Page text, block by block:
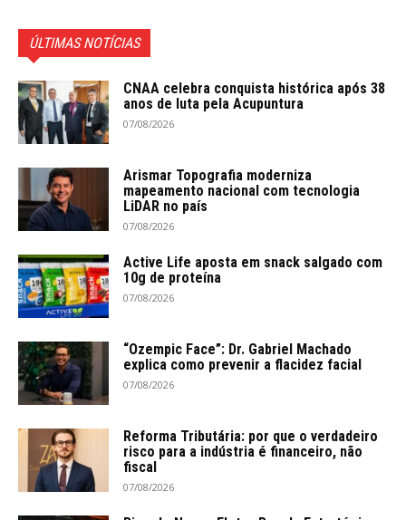
ÚLTIMAS NOTÍCIAS
CNAA celebra conquista histórica após 38
anos de luta pela Acupuntura
07/08/2026
Arismar Topografia moderniza
mapeamento nacional com tecnologia
LiDAR no país
07/08/2026
Active Life aposta em snack salgado com
10g de proteína
07/08/2026
“Ozempic Face”: Dr. Gabriel Machado
explica como prevenir a flacidez facial
07/08/2026
Reforma Tributária: por que o verdadeiro
risco para a indústria é financeiro, não
fiscal
07/08/2026